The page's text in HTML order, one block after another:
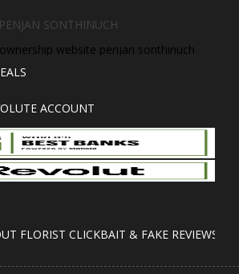
SONTHINUCH
website penjan sonthinuch
ACCOUNT
FLORIST CLICKBAIT & FAKE REVIEWS